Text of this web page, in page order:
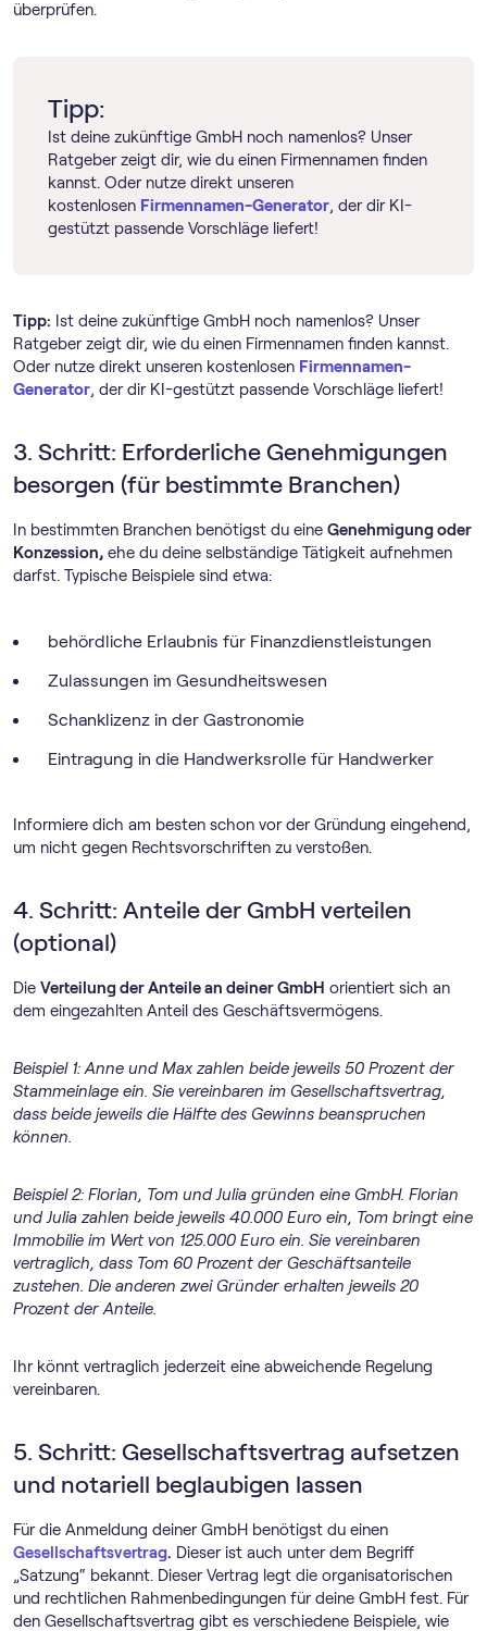
überprüfen.
Tipp:
Ist deine zukünftige GmbH noch namenlos? Unser
Ratgeber zeigt dir, wie du einen Firmennamen finden
kannst. Oder nutze direkt unseren
kostenlosen Firmennamen-Generator, der dir KI-
gestützt passende Vorschläge liefert!
Tipp: Ist deine zukünftige GmbH noch namenlos? Unser
Ratgeber zeigt dir, wie du einen Firmennamen finden kannst.
Oder nutze direkt unseren kostenlosen Firmennamen-
Generator, der dir KI-gestützt passende Vorschläge liefert!
3. Schritt: Erforderliche Genehmigungen
besorgen (für bestimmte Branchen)
In bestimmten Branchen benötigst du eine Genehmigung oder
Konzession, ehe du deine selbständige Tätigkeit aufnehmen
darfst. Typische Beispiele sind etwa:
behördliche Erlaubnis für Finanzdienstleistungen
Zulassungen im Gesundheitswesen
Schanklizenz in der Gastronomie
Eintragung in die Handwerksrolle für Handwerker
Informiere dich am besten schon vor der Gründung eingehend,
um nicht gegen Rechtsvorschriften zu verstoßen.
4. Schritt: Anteile der GmbH verteilen
(optional)
Die Verteilung der Anteile an deiner GmbH orientiert sich an
dem eingezahlten Anteil des Geschäftsvermögens.
Beispiel 1: Anne und Max zahlen beide jeweils 50 Prozent der
Stammeinlage ein. Sie vereinbaren im Gesellschaftsvertrag,
dass beide jeweils die Hälfte des Gewinns beanspruchen
können.
Beispiel 2: Florian, Tom und Julia gründen eine GmbH. Florian
und Julia zahlen beide jeweils 40.000 Euro ein, Tom bringt eine
Immobilie im Wert von 125.000 Euro ein. Sie vereinbaren
vertraglich, dass Tom 60 Prozent der Geschäftsanteile
zustehen. Die anderen zwei Gründer erhalten jeweils 20
Prozent der Anteile.
Ihr könnt vertraglich jederzeit eine abweichende Regelung
vereinbaren.
5. Schritt: Gesellschaftsvertrag aufsetzen
und notariell beglaubigen lassen
Für die Anmeldung deiner GmbH benötigst du einen
Gesellschaftsvertrag. Dieser ist auch unter dem Begriff
„Satzung“ bekannt. Dieser Vertrag legt die organisatorischen
und rechtlichen Rahmenbedingungen für deine GmbH fest. Für
den Gesellschaftsvertrag gibt es verschiedene Beispiele, wie